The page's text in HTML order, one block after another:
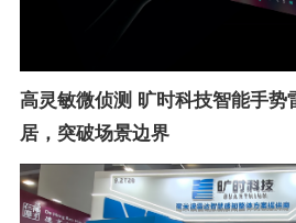
高灵敏微侦测 旷时科技智能手势
居，突破场景边界